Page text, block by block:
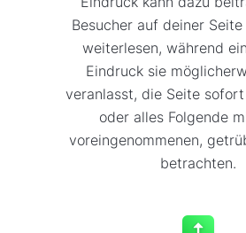
Besucher auf deiner
weiterlesen, während
Eindruck sie
veranlasst, die Seite
oder alles Folgende
voreingenommenen,
betrachten.